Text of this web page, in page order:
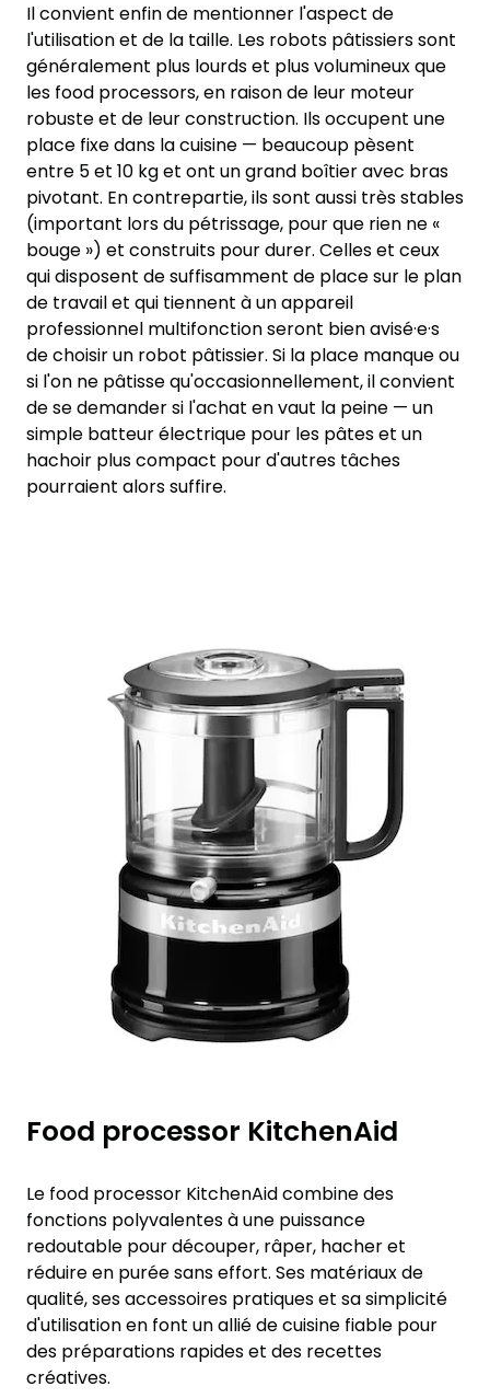
Il convient enfin de mentionner l'aspect de
l'utilisation et de la taille. Les robots pâtissiers sont
généralement plus lourds et plus volumineux que
les food processors, en raison de leur moteur
robuste et de leur construction. Ils occupent une
place fixe dans la cuisine — beaucoup pèsent
entre 5 et 10 kg et ont un grand boîtier avec bras
pivotant. En contrepartie, ils sont aussi très stables
(important lors du pétrissage, pour que rien ne «
bouge ») et construits pour durer. Celles et ceux
qui disposent de suffisamment de place sur le plan
de travail et qui tiennent à un appareil
professionnel multifonction seront bien avisé·e·s
de choisir un robot pâtissier. Si la place manque ou
si l'on ne pâtisse qu'occasionnellement, il convient
de se demander si l'achat en vaut la peine — un
simple batteur électrique pour les pâtes et un
hachoir plus compact pour d'autres tâches
pourraient alors suffire.
Food processor KitchenAid
Le food processor KitchenAid combine des
fonctions polyvalentes à une puissance
redoutable pour découper, râper, hacher et
réduire en purée sans effort. Ses matériaux de
qualité, ses accessoires pratiques et sa simplicité
d'utilisation en font un allié de cuisine fiable pour
des préparations rapides et des recettes
créatives.